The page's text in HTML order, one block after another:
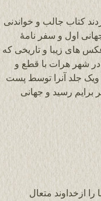
کتاب جالب و خواندنی
اول و سفر نامۀ
های زیبا و تاریخی که
در شهر هرات با قطع و
نموده اند ویک جلد آنرا توسط پست
کردند که روز جمعه ۲۲ نوامبر برایم رسید و جهانی
ازخداوند متعال